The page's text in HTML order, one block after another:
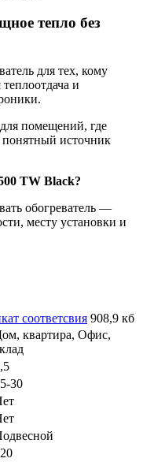
тепло без
для тех, кому
и
помещений, где
понятный источник
TW Black?
обогреватель —
месту установки и
соответсвия 908,9 кб
квартира, Офис,
30